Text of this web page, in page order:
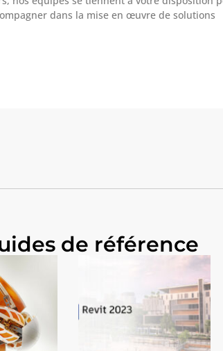
dans la mise en œuvre de solutions
de référence